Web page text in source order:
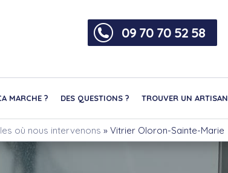
09 70 70 52 58
MARCHE ? DES QUESTIONS ? TROUVER UN ARTISAN
où nous intervenons » Vitrier Oloron-Sainte-Marie